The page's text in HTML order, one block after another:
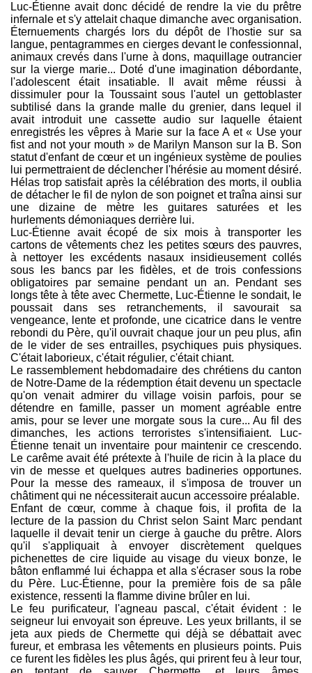
Luc-Étienne avait donc décidé de rendre la vie du prêtre
infernale et s'y attelait chaque dimanche avec organisation.
Éternuements chargés lors du dépôt de l'hostie sur sa
langue, pentagrammes en cierges devant le confessionnal,
animaux crevés dans l'urne à dons, maquillage outrancier
sur la vierge marie... Doté d'une imagination débordante,
l'adolescent était insatiable. Il avait même réussi à
dissimuler pour la Toussaint sous l'autel un gettoblaster
subtilisé dans la grande malle du grenier, dans lequel il
avait introduit une cassette audio sur laquelle étaient
enregistrés les vêpres à Marie sur la face A et « Use your
fist and not your mouth » de Marilyn Manson sur la B. Son
statut d'enfant de cœur et un ingénieux système de poulies
lui permettraient de déclencher l'hérésie au moment désiré.
Hélas trop satisfait après la célébration des morts, il oublia
de détacher le fil de nylon de son poignet et traîna ainsi sur
une dizaine de mètre les guitares saturées et les
hurlements démoniaques derrière lui.
Luc-Étienne avait écopé de six mois à transporter les
cartons de vêtements chez les petites sœurs des pauvres,
à nettoyer les excédents nasaux insidieusement collés
sous les bancs par les fidèles, et de trois confessions
obligatoires par semaine pendant un an. Pendant ses
longs tête à tête avec Chermette, Luc-Étienne le sondait, le
poussait dans ses retranchements, il savourait sa
vengeance, lente et profonde, une cicatrice dans le ventre
rebondi du Père, qu'il ouvrait chaque jour un peu plus, afin
de le vider de ses entrailles, psychiques puis physiques.
C'était laborieux, c'était régulier, c'était chiant.
Le rassemblement hebdomadaire des chrétiens du canton
de Notre-Dame de la rédemption était devenu un spectacle
qu'on venait admirer du village voisin parfois, pour se
détendre en famille, passer un moment agréable entre
amis, pour se lever une morgate sous la cure... Au fil des
dimanches, les actions terroristes s'intensifiaient. Luc-
Étienne tenait un inventaire pour maintenir ce crescendo.
Le carême avait été prétexte à l'huile de ricin à la place du
vin de messe et quelques autres badineries opportunes.
Pour la messe des rameaux, il s'imposa de trouver un
châtiment qui ne nécessiterait aucun accessoire préalable.
Enfant de cœur, comme à chaque fois, il profita de la
lecture de la passion du Christ selon Saint Marc pendant
laquelle il devait tenir un cierge à gauche du prêtre. Alors
qu'il s'appliquait à envoyer discrètement quelques
pichenettes de cire liquide au visage du vieux bonze, le
bâton enflammé lui échappa et alla s'écraser sous la robe
du Père. Luc-Étienne, pour la première fois de sa pâle
existence, ressenti la flamme divine brûler en lui.
Le feu purificateur, l'agneau pascal, c'était évident : le
seigneur lui envoyait son épreuve. Les yeux brillants, il se
jeta aux pieds de Chermette qui déjà se débattait avec
fureur, et embrasa les vêtements en plusieurs points. Puis
ce furent les fidèles les plus âgés, qui prirent feu à leur tour,